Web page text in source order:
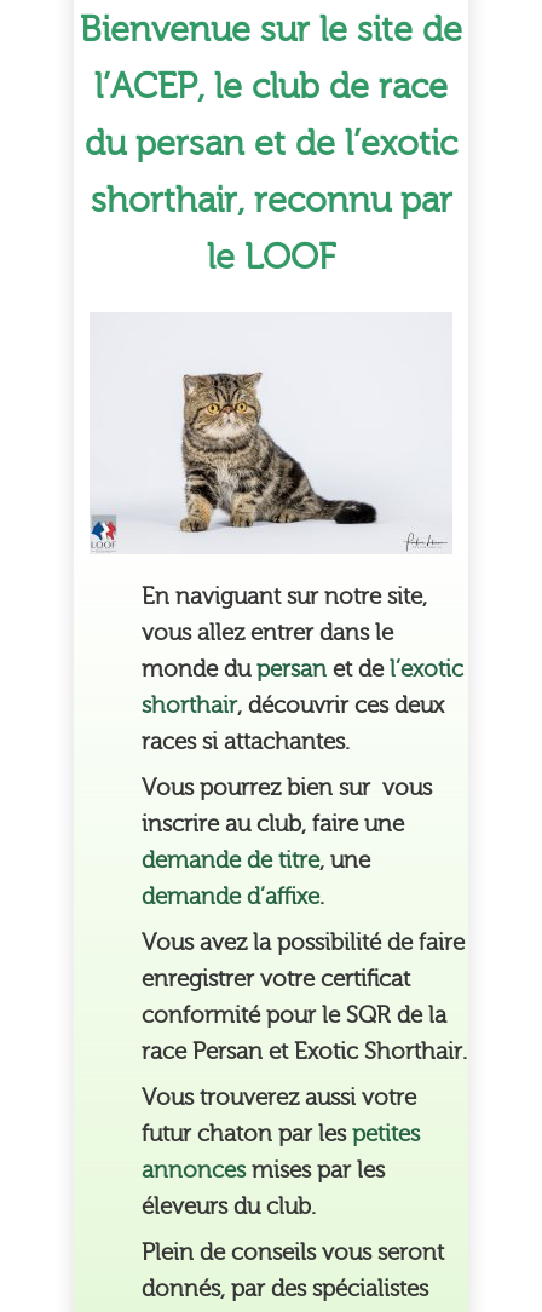
Bienvenue sur le site de
l’ACEP, le club de race
du persan et de l’exotic
shorthair, reconnu par
le LOOF
En naviguant sur notre site,
vous allez entrer dans le
monde dupersanet de l’exotic
shorthair, découvrirces deux
races si attachantes.
Vous pourrez bien sur vous
inscrire au club, faire une
demande de titre, une
demande d’affixe.
Vous avez la possibilité de faire
enregistrer votre certificat
conformité pour le SQR de la
race Persan et Exotic Shorthair.
Vous trouverez aussi votre
futur chaton par lespetites
annoncesmises par les
éleveurs du club.
Plein de conseils vous seront
donnés, par des spécialistes